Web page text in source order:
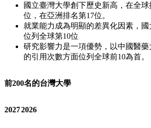
國立臺灣大學創下歷史新高，在全
位，在亞洲排名第17位。
就業能力成為明顯的差異化因素，
位列全球第10位
研究影響力是一項優勢，以中國醫
的引用次數方面位列全球前10為首。
前200名的台灣大學
20272026